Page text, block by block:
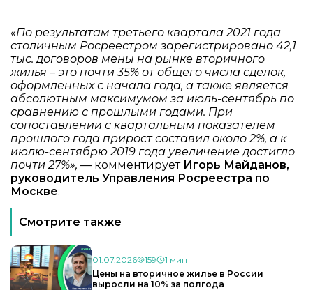
«По результатам третьего квартала 2021 года
столичным Росреестром зарегистрировано 42,1
тыс. договоров мены на рынке вторичного
жилья – это почти 35% от общего числа сделок,
оформленных с начала года, а также является
абсолютным максимумом за июль-сентябрь по
сравнению с прошлыми годами. При
сопоставлении с квартальным показателем
прошлого года прирост составил около 2%, а к
июлю-сентябрю 2019 года увеличение достигло
почти 27%», — комментирует Игорь Майданов,
руководитель Управления Росреестра по
Москве.
Смотрите также
01.07.2026 159
1 мин
Цены на вторичное жилье в России
выросли на 10% за полгода